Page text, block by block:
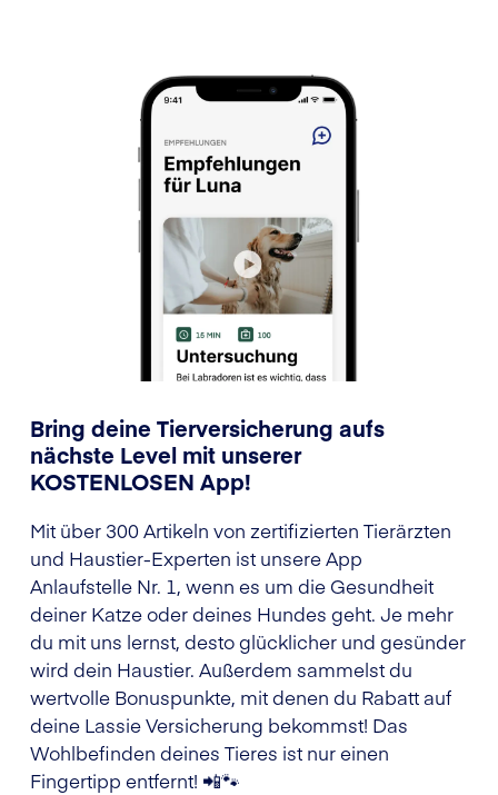
Bring deine Tierversicherung aufs
nächste Level mit unserer
KOSTENLOSEN App!
Mit über 300 Artikeln von zertifizierten Tierärzten
und Haustier-Experten ist unsere App
Anlaufstelle Nr. 1, wenn es um die Gesundheit
deiner Katze oder deines Hundes geht. Je mehr
du mit uns lernst, desto glücklicher und gesünder
wird dein Haustier. Außerdem sammelst du
wertvolle Bonuspunkte, mit denen du Rabatt auf
deine Lassie Versicherung bekommst! Das
Wohlbefinden deines Tieres ist nur einen
Fingertipp entfernt! 📲🐾